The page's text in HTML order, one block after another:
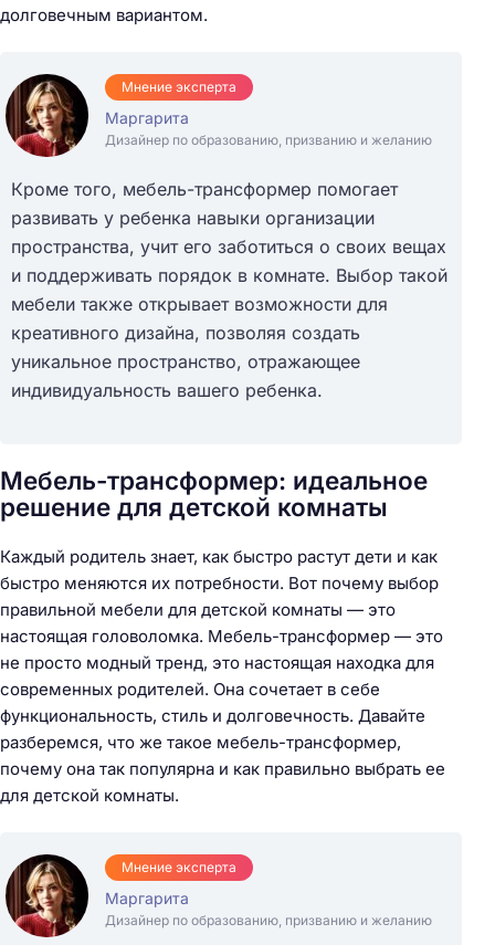
долговечным вариантом.
Мнение эксперта
Маргарита
Дизайнер по образованию, призванию и желанию
Кроме того, мебель-трансформер помогает
развивать у ребенка навыки организации
пространства, учит его заботиться о своих вещах
и поддерживать порядок в комнате. Выбор такой
мебели также открывает возможности для
креативного дизайна, позволяя создать
уникальное пространство, отражающее
индивидуальность вашего ребенка.
Мебель-трансформер: идеальное
решение для детской комнаты
Каждый родитель знает, как быстро растут дети и как
быстро меняются их потребности. Вот почему выбор
правильной мебели для детской комнаты — это
настоящая головоломка. Мебель-трансформер — это
не просто модный тренд, это настоящая находка для
современных родителей. Она сочетает в себе
функциональность, стиль и долговечность. Давайте
разберемся, что же такое мебель-трансформер,
почему она так популярна и как правильно выбрать ее
для детской комнаты.
Мнение эксперта
Маргарита
Дизайнер по образованию, призванию и желанию